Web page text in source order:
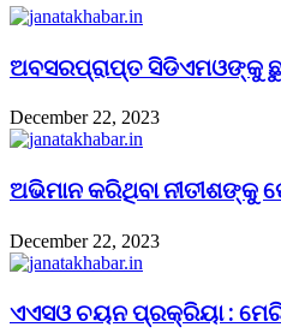
ଅବସରପ୍ରାପ୍ତ ସିଡିଏମଓଙ୍କୁ
December 22, 2023
ଅଭିମାନ କରିଥିବା ନୀତୀଶଙ୍କୁ
December 22, 2023
ଏଏସଓ ଚୟନ ପ୍ରକ୍ରିୟା :